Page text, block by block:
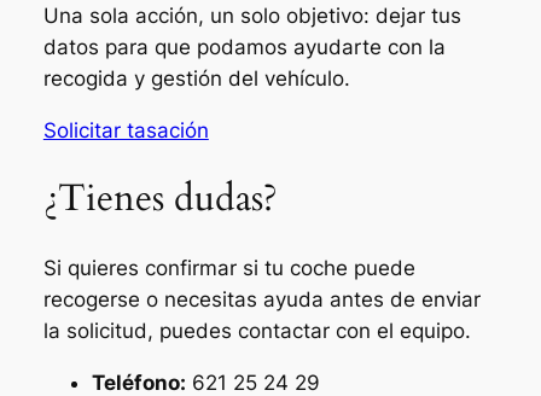
Una sola acción, un solo objetivo: dejar tus
datos para que podamos ayudarte con la
recogida y gestión del vehículo.
Solicitar tasación
¿Tienes dudas?
Si quieres confirmar si tu coche puede
recogerse o necesitas ayuda antes de enviar
la solicitud, puedes contactar con el equipo.
Teléfono: 621 25 24 29